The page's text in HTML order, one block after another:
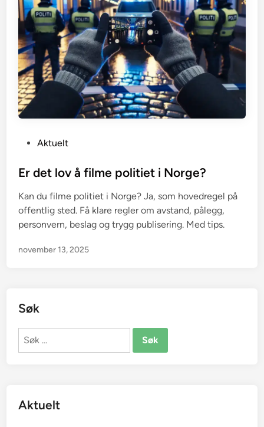
s
e
d
i
Aktuelt
Er det lov å filme politiet i Norge?
Kan du filme politiet i Norge? Ja, som hovedregel på
offentlig sted. Få klare regler om avstand, pålegg,
personvern, beslag og trygg publisering. Med tips.
november 13, 2025
Søk
Søk
Aktuelt